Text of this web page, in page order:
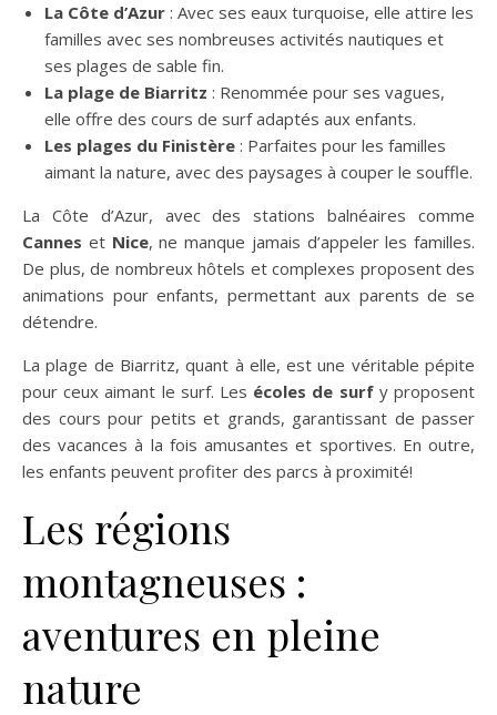
La Côte d’Azur : Avec ses eaux turquoise, elle attire les
familles avec ses nombreuses activités nautiques et
ses plages de sable fin.
La plage de Biarritz : Renommée pour ses vagues,
elle offre des cours de surf adaptés aux enfants.
Les plages du Finistère : Parfaites pour les familles
aimant la nature, avec des paysages à couper le souffle.
La Côte d’Azur, avec des stations balnéaires comme
Cannes et Nice, ne manque jamais d’appeler les familles.
De plus, de nombreux hôtels et complexes proposent des
animations pour enfants, permettant aux parents de se
détendre.
La plage de Biarritz, quant à elle, est une véritable pépite
pour ceux aimant le surf. Les écoles de surfy proposent
des cours pour petits et grands, garantissant de passer
des vacances à la fois amusantes et sportives. En outre,
les enfants peuvent profiter des parcs à proximité!
Les régions
montagneuses :
aventures en pleine
nature